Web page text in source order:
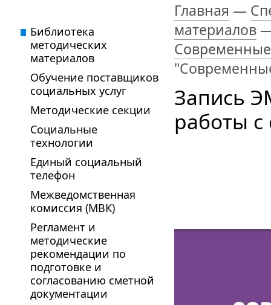
Главная —
материалов
Запись
работы
Библиотека
методических
материалов
Обучение поставщиков
социальных услуг
Методические секции
Социальные
технологии
Единый социальный
телефон
Межведомственная
комиссия (МВК)
Регламент и
методические
рекомендации по
подготовке и
согласованию сметной
документации